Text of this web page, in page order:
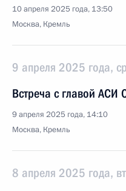
10 апреля 2025 года, 13:50
Москва, Кремль
9 апреля 2025 года,
Встреча с главой АСИ
9 апреля 2025 года, 14:10
Москва, Кремль
8 апреля 2025 года,